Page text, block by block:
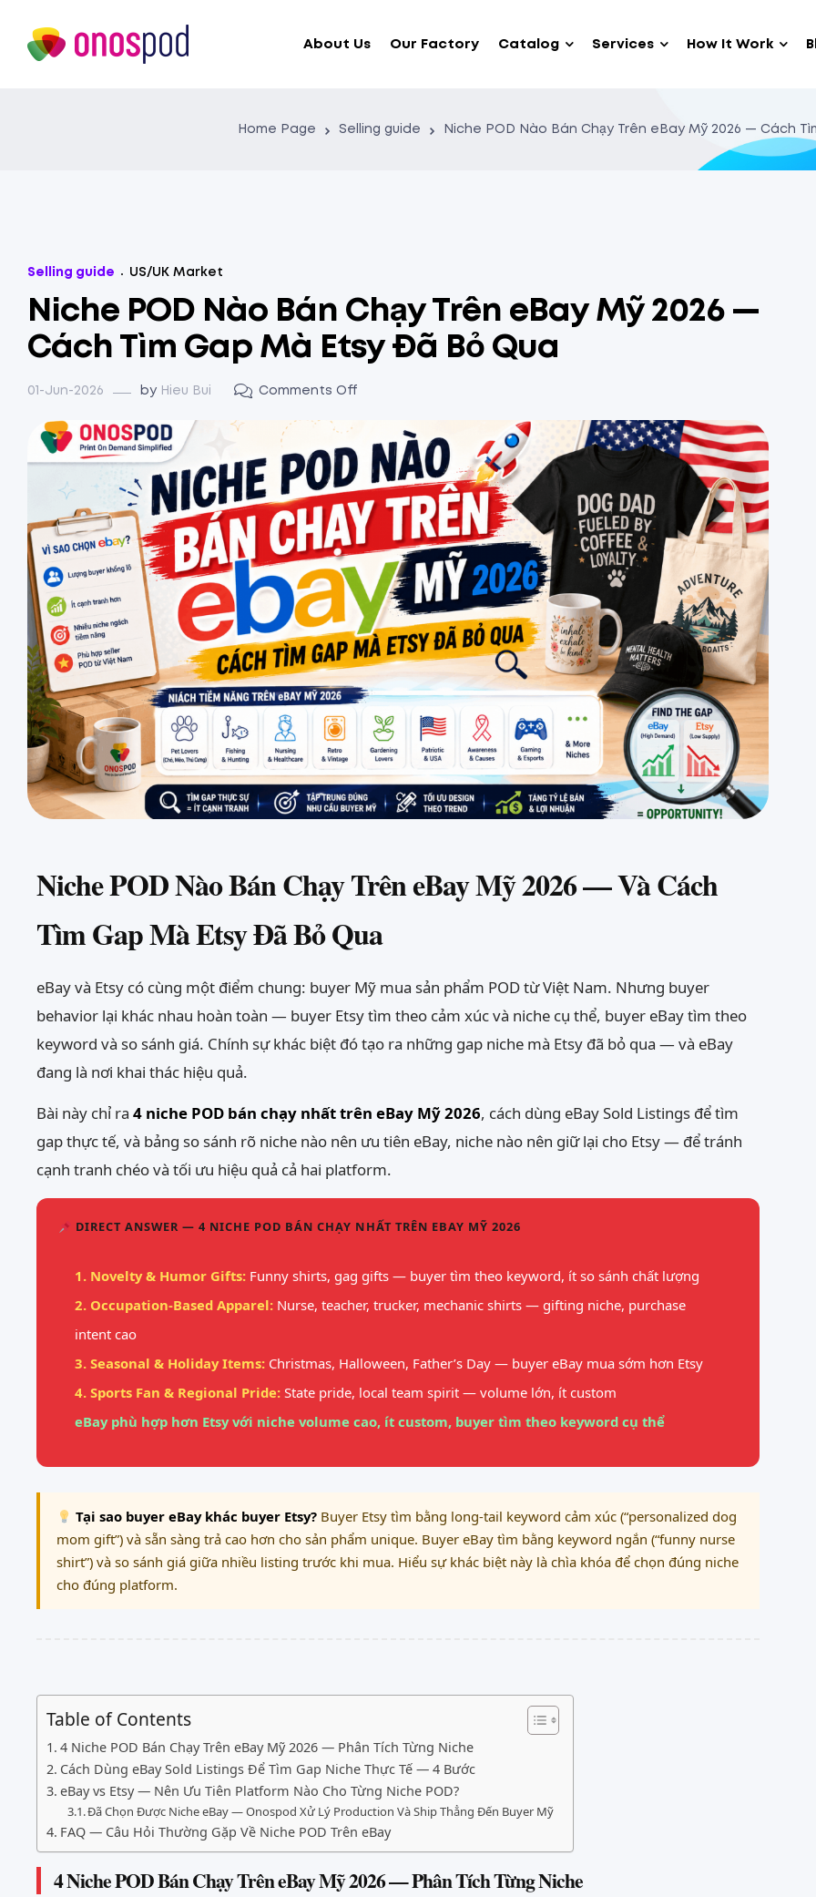
About Us Our Factory Catalog Services How It Work
Home Page Selling guide Niche POD Nào Bán Chạy Trên eBay Mỹ 2026 — Cách
Selling guide US/UK Market
Niche POD Nào Bán Chạy Trên eBay Mỹ 2026 —
Cách Tìm Gap Mà Etsy Đã Bỏ Qua
01-Jun-2026 by Hieu Bui Comments Off
Niche POD Nào Bán Chạy Trên eBay Mỹ 2026 — Và Cách
Tìm Gap Mà Etsy Đã Bỏ Qua
eBay và Etsy có cùng một điểm chung: buyer Mỹ mua sản phẩm POD từ Việt Nam. Nhưng buyer
behavior lại khác nhau hoàn toàn — buyer Etsy tìm theo cảm xúc và niche cụ thể, buyer eBay tìm theo
keyword và so sánh giá. Chính sự khác biệt đó tạo ra những gap niche mà Etsy đã bỏ qua — và eBay
đang là nơi khai thác hiệu quả.
Bài này chỉ ra 4 niche POD bán chạy nhất trên eBay Mỹ 2026, cách dùng eBay Sold Listings để tìm
gap thực tế, và bảng so sánh rõ niche nào nên ưu tiên eBay, niche nào nên giữ lại cho Etsy — để tránh
cạnh tranh chéo và tối ưu hiệu quả cả hai platform.
DIRECT ANSWER — 4 NICHE POD BÁN CHẠY NHẤT TRÊN EBAY MỸ 2026
1. Novelty & Humor Gifts: Funny shirts, gag gifts — buyer tìm theo keyword, ít so sánh chất lượng
2. Occupation-Based Apparel: Nurse, teacher, trucker, mechanic shirts — gifting niche, purchase
intent cao
3. Seasonal & Holiday Items: Christmas, Halloween, Father’s Day — buyer eBay mua sớm hơn Etsy
4. Sports Fan & Regional Pride: State pride, local team spirit — volume lớn, ít custom
eBay phù hợp hơn Etsy với niche volume cao, ít custom, buyer tìm theo keyword cụ thể
Tại sao buyer eBay khác buyer Etsy?Buyer Etsy tìm bằng long-tail keyword cảm xúc (“personalized dog
mom gift”) và sẵn sàng trả cao hơn cho sản phẩm unique. Buyer eBay tìm bằng keyword ngắn (“funny nurse
shirt”) và so sánh giá giữa nhiều listing trước khi mua. Hiểu sự khác biệt này là chìa khóa để chọn đúng niche
cho đúng platform.
Table of Contents
4 Niche POD Bán Chạy Trên eBay Mỹ 2026 — Phân Tích Từng Niche
Cách Dùng eBay Sold Listings Để Tìm Gap Niche Thực Tế — 4 Bước
eBay vs Etsy — Nên Ưu Tiên Platform Nào Cho Từng Niche POD?
Đã Chọn Được Niche eBay — Onospod Xử Lý Production Và Ship Thẳng Đến Buyer Mỹ
FAQ — Câu Hỏi Thường Gặp Về Niche POD Trên eBay
4 Niche POD Bán Chạy Trên eBay Mỹ 2026 — Phân Tích Từng Niche